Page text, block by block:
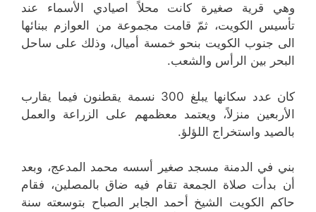
وهي قرية صغيرة كانت محلاً اصيادي الأسماء عند
تأسيس الكويت، ثمّ قامت مجموعة من العوازم ببنائها
الى جنوب الكويت بنحو خمسة أميال، وذلك على ساحل
البحر بين الرأس والشعب.
كان عدد سكانها يبلغ 300 نسمة يقطنون فيما يقارب
الأربعين منزلاً، ويعتمد معظمهم على الزراعة والعمل
بالصيد واستخراج اللؤلؤ.
بني في الدمنة مسجد صغير أسسه محمد المدعج، وبعد
أن بدأت صلاة الجمعة تقام فيه ضاق بالمصلين، فقام
حاكم الكويت الشيخ أحمد الجابر الصباح بتوسعته سنة